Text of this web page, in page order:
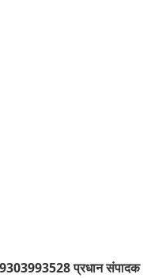
9303993528 प्रधान संपादक